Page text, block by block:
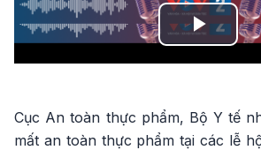
Play
Cục An toàn thực phẩm, Bộ Y tế
mất an toàn thực phẩm tại các lễ